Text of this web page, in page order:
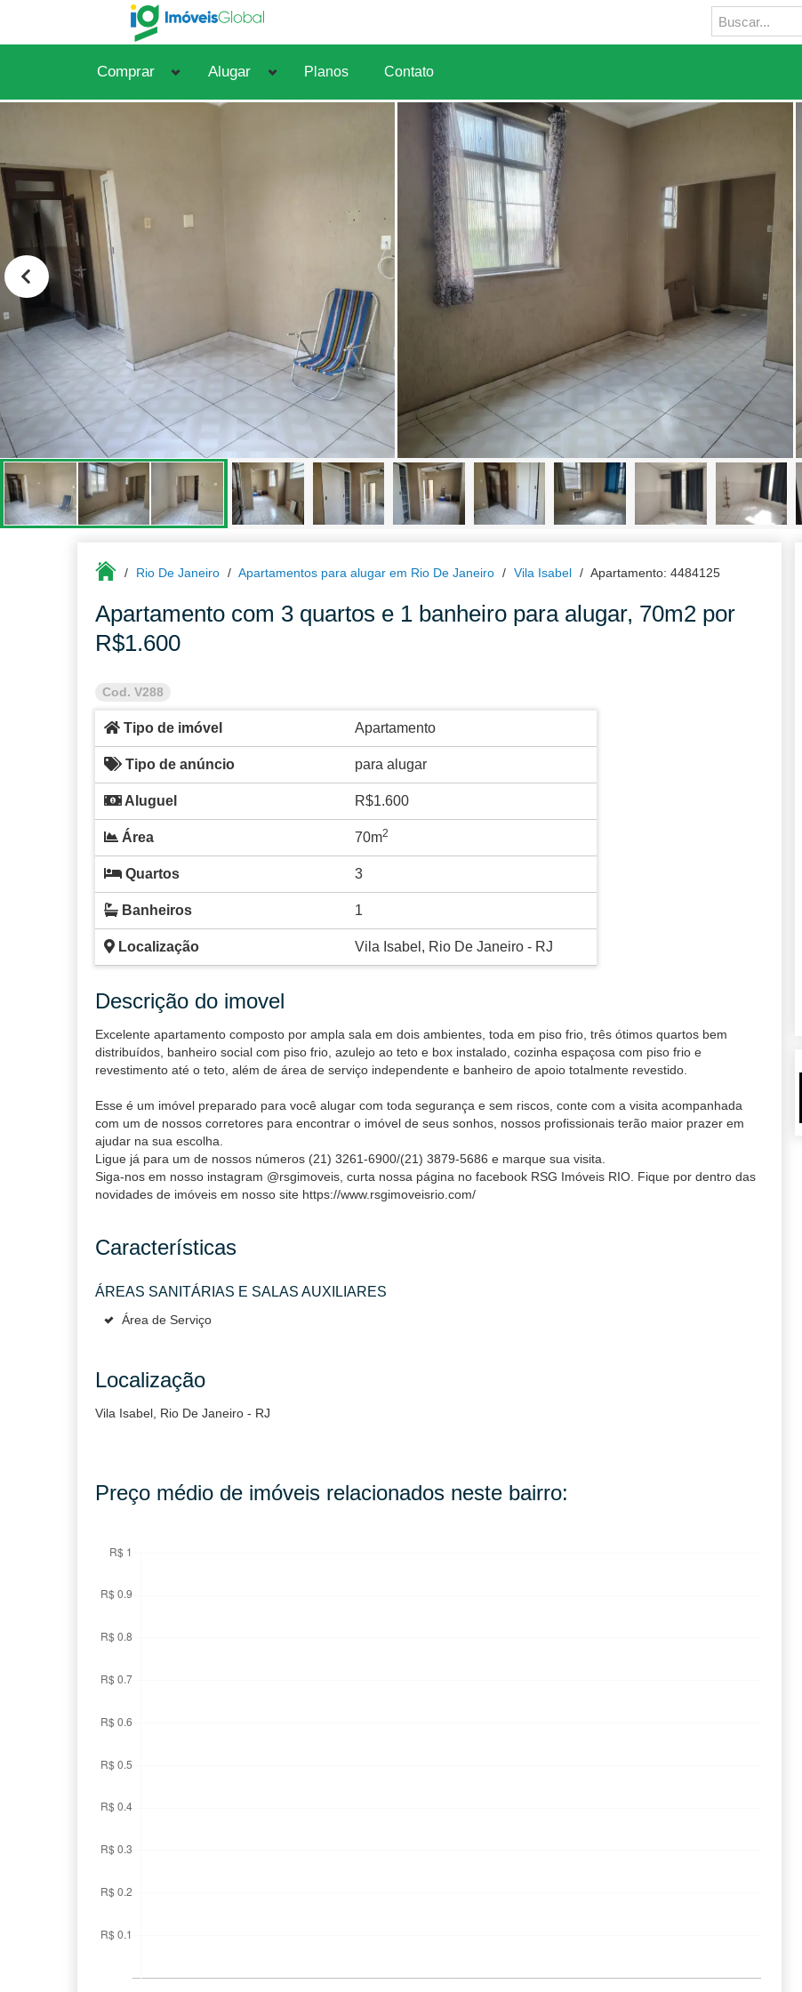
Comprar Alugar Planos Contato
Rio De Janeiro Apartamentos para alugar em Rio De Janeiro Vila Isabel Apartamento: 4484125
Apartamento com 3 quartos e 1 banheiro para alugar, 70m2 por
R$1.600
Cod. V288
Tipo de imóvel Apartamento
Tipo de anúncio para alugar
Aluguel R$1.600
Área 70m2
Quartos 3
Banheiros 1
Localização Vila Isabel, Rio De Janeiro - RJ
Descrição do imovel
Excelente apartamento composto por ampla sala em dois ambientes, toda em piso frio, três ótimos quartos bem
distribuídos, banheiro social com piso frio, azulejo ao teto e box instalado, cozinha espaçosa com piso frio e
revestimento até o teto, além de área de serviço independente e banheiro de apoio totalmente revestido.
Esse é um imóvel preparado para você alugar com toda segurança e sem riscos, conte com a visita acompanhada
com um de nossos corretores para encontrar o imóvel de seus sonhos, nossos profissionais terão maior prazer em
ajudar na sua escolha.
Ligue já para um de nossos números (21) 3261-6900/(21) 3879-5686 e marque sua visita.
Siga-nos em nosso instagram @rsgimoveis, curta nossa página no facebook RSG Imóveis RIO. Fique por dentro das
novidades de imóveis em nosso site https://www.rsgimoveisrio.com/
Características
ÁREAS SANITÁRIAS E SALAS AUXILIARES
Área de Serviço
Localização
Vila Isabel, Rio De Janeiro - RJ
Preço médio de imóveis relacionados neste bairro: